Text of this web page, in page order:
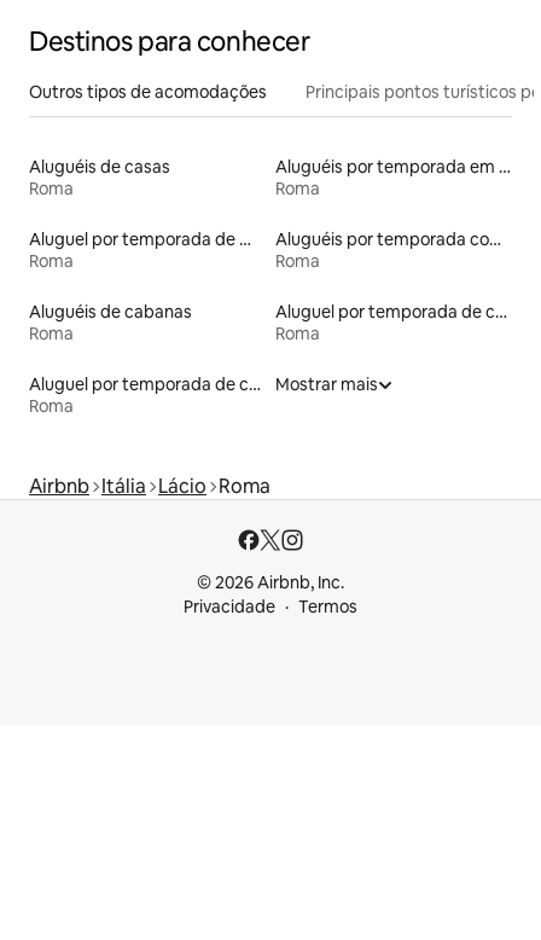
Destinos para conhecer
Outros tipos de acomodações Principais pontos turísticos
Aluguéis de casas
Roma
Aluguéis por temporada em hotéis-fazenda
Roma
Aluguel por temporada de microcasas
Roma
Aluguéis por temporada com banheira de hidromassagem
Roma
Aluguéis de cabanas
Roma
Aluguel por temporada de castelos
Roma
Aluguel por temporada de casas de hóspedes
Roma
Mostrar mais
Airbnb Itália Lácio Roma
© 2026 Airbnb, Inc.
Privacidade
Termos